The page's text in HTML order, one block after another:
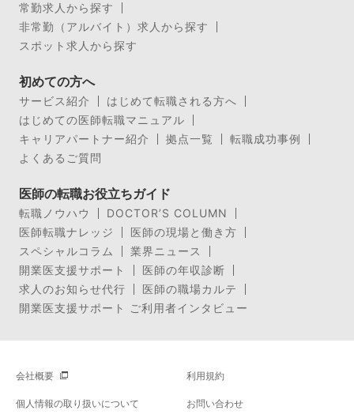
常勤求人から探す
非常勤（アルバイト）求人から探す
スポット求人から探す
初めての方へ
サービス紹介
はじめて転職される方へ
はじめての医師転職マニュアル
キャリアパートナー紹介
拠点一覧
転職成功事例
よくあるご質問
医師の転職お役立ちガイド
転職ノウハウ
DOCTOR’S COLUMN
医師転職ナレッジ
医師の現場と働き方
スペシャルコラム
業界ニュース
開業医支援サポート
医師の年収診断
求人のお知らせ代行
医師の職場カルテ
開業医支援サポート ご利用者インタビュー
会社概要 利用規約
個人情報の取り扱いについて お問い合わせ